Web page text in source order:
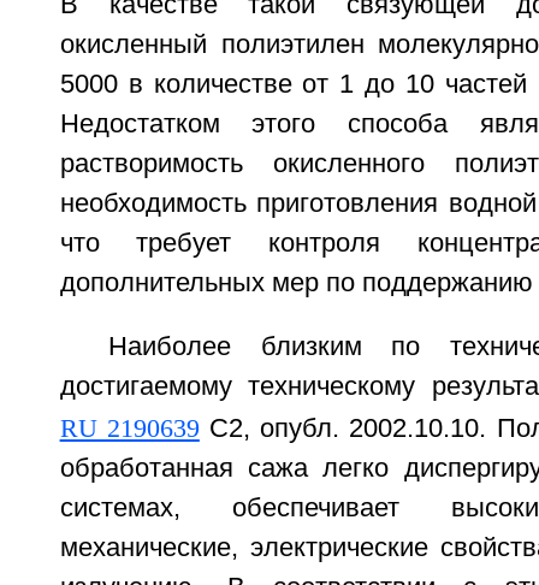
окисленный полиэтилен
5000 в количестве от 1 до 10
Недостатком этого способа
растворимость окисленного
необходимость приготовления
что требует контроля
дополнительных мер по поддержанию
Наиболее близким по
достигаемому техническому
RU 2190639 C2, опубл. 2002.10.10.
обработанная сажа легко
системах, обеспечивает
механические, электрические